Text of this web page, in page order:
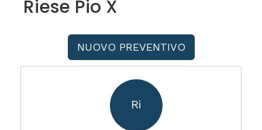
Riese Pio X
NUOVO PREVENTIVO
Ri